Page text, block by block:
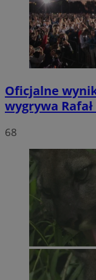
Oficjalne
wygrywa
68